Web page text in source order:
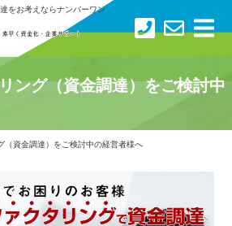
をお考えならナンバーワン ×
トップ
タリングサービス
ービスの流れ
ング（資金調達）をご検討中
資金調達）をご検討中の経営者様へ